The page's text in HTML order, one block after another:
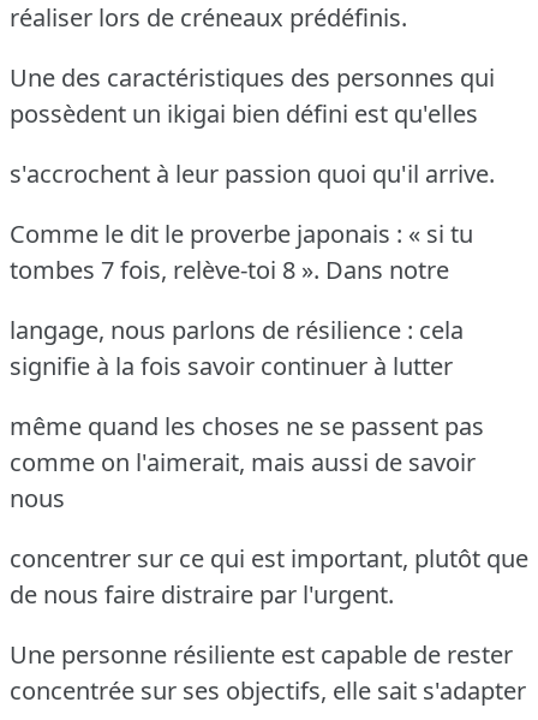
réaliser lors de créneaux prédéfinis.
Une des caractéristiques des personnes qui
possèdent un ikigai bien défini est qu'elles
s'accrochent à leur passion quoi qu'il arrive.
Comme le dit le proverbe japonais : « si tu
tombes 7 fois, relève-toi 8 ». Dans notre
langage, nous parlons de résilience : cela
signifie à la fois savoir continuer à lutter
même quand les choses ne se passent pas
comme on l'aimerait, mais aussi de savoir
nous
concentrer sur ce qui est important, plutôt que
de nous faire distraire par l'urgent.
Une personne résiliente est capable de rester
concentrée sur ses objectifs, elle sait s'adapter